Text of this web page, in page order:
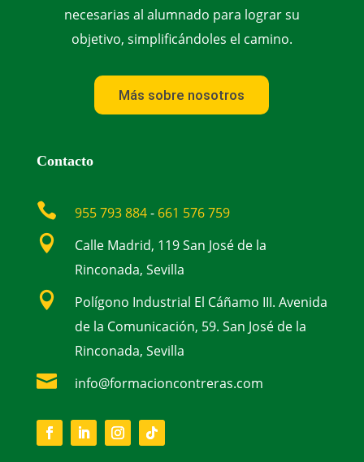
necesarias al alumnado para lograr su
objetivo, simplificándoles el camino.
Más sobre nosotros
Contacto
 955 793 884- 661 576 759

Calle Madrid, 119 San José de la
Rinconada, Sevilla

Polígono Industrial El Cáñamo III. Avenida
de la Comunicación, 59. San José de la
Rinconada, Sevilla
 info@formacioncontreras.com